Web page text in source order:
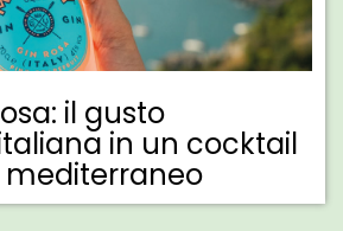
il gusto
in un cocktail